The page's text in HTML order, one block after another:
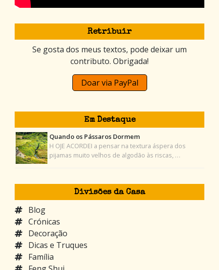
Retribuir
Se gosta dos meus textos, pode deixar um
contributo. Obrigada!
Doar via PayPal
Em Destaque
Quando os Pássaros Dormem
H OJE ACORDEI a pensar na textura áspera dos
pijamas muito velhos de algodão às riscas, …
Divisões da Casa
Blog
Crónicas
Decoração
Dicas e Truques
Família